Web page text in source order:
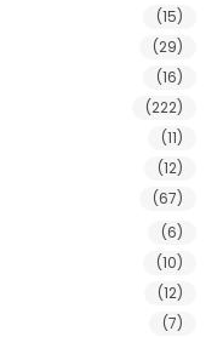
(15)
(29)
(16)
(222)
(11)
(12)
(67)
(6)
(10)
(12)
(7)